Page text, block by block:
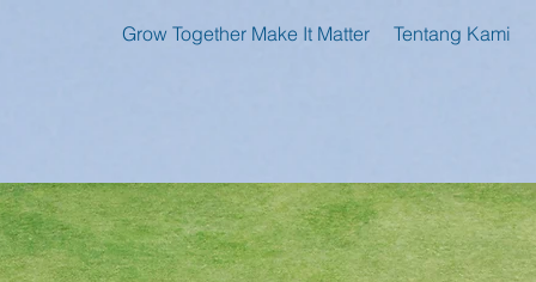
Grow Together Make It Matter Tentang Kami